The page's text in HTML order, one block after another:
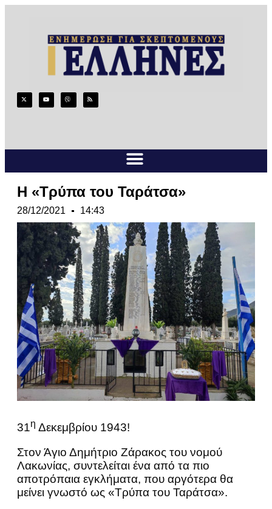
Η «Τρύπα του Ταράτσα»
28/12/2021 14:43
31η Δεκεμβρίου 1943!
Στον Άγιο Δημήτριο Ζάρακος του νομού
Λακωνίας, συντελείται ένα από τα πιο
αποτρόπαια εγκλήματα, που αργότερα θα
μείνει γνωστό ως «Τρύπα του Ταράτσα».